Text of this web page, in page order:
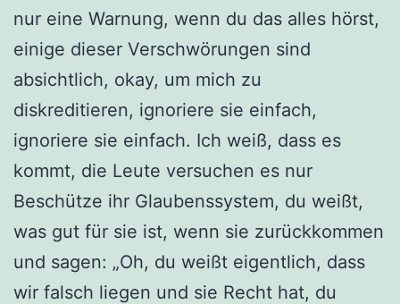
nur eine Warnung, wenn du das alles hörst,
einige dieser Verschwörungen sind
absichtlich, okay, um mich zu
diskreditieren, ignoriere sie einfach,
ignoriere sie einfach. Ich weiß, dass es
kommt, die Leute versuchen es nur
Beschütze ihr Glaubenssystem, du weißt,
was gut für sie ist, wenn sie zurückkommen
und sagen: „Oh, du weißt eigentlich, dass
wir falsch liegen und sie Recht hat, du